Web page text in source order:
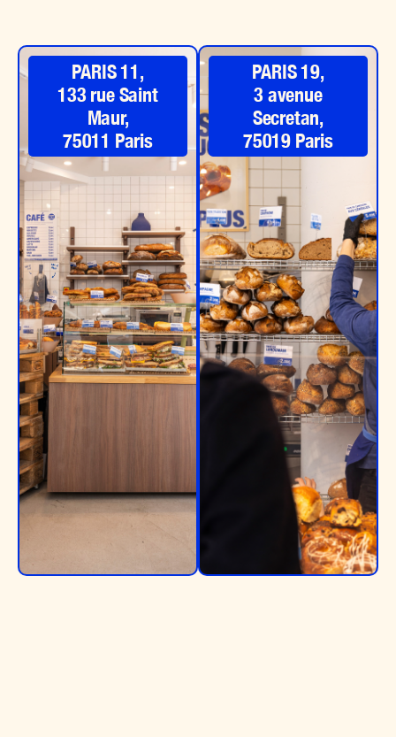
PARIS 11,
133 rue Saint
Maur,
75011 Paris
PARIS 19,
3 avenue
Secretan,
75019 Paris